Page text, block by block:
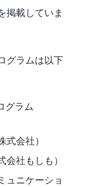
掲載していま
グラムは以下
グラム
会社）
社もしも）
ュニケーショ